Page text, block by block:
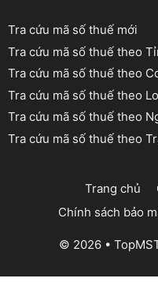
Tra cứu mã số thuế mới
Tra cứu mã số thuế theo
Tra cứu mã số thuế theo
Tra cứu mã số thuế theo
Tra cứu mã số thuế theo
Tra cứu mã số thuế theo
Trang chủ
Chính sách bảo
© 2026 •